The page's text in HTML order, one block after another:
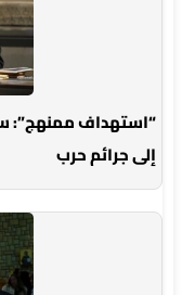
“استهداف ممنهج”:
إلى جرائم حرب